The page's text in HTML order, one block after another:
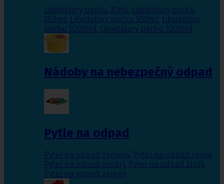
Likvidátory pachu 30ml, Likvidátory pachu
250ml, Likvidátory pachu 500ml, Likvidátory
pachu 5000ml, Likvidátory pachu 1000ml
Nádoby na nebezpečný odpad
Pytle na odpad
Pytel na odpad červený, Pytel na odpad černý,
Pytel na odpad modrý, Pytel na odpad žlutý,
Pytel na odpad zelený